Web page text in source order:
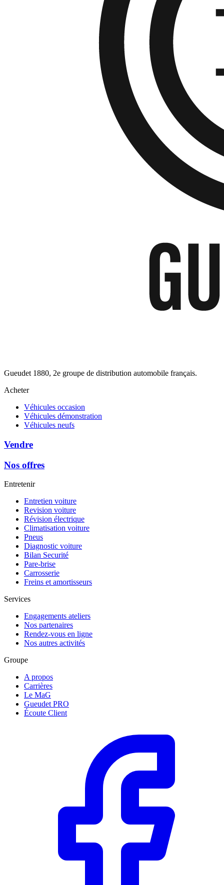
Gueudet 1880, 2e groupe de distribution automobile français.
Acheter
Véhicules occasion
Véhicules démonstration
Véhicules neufs
Vendre
Nos offres
Entretenir
Entretien voiture
Revision voiture
Révision électrique
Climatisation voiture
Pneus
Diagnostic voiture
Bilan Securité
Pare-brise
Carrosserie
Freins et amortisseurs
Services
Engagements ateliers
Nos partenaires
Rendez-vous en ligne
Nos autres activités
Groupe
A propos
Carrières
Le MaG
Gueudet PRO
Écoute Client